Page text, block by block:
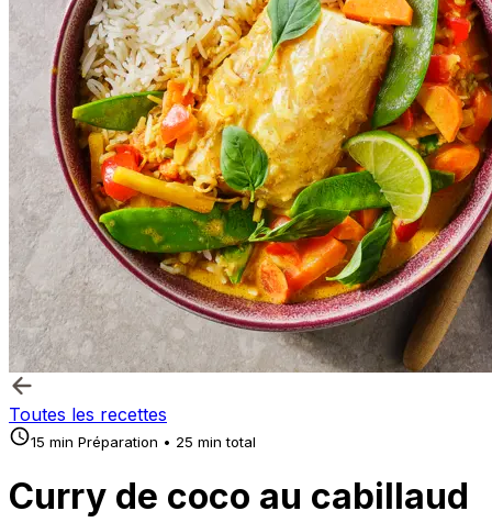
Toutes les recettes
15 min Préparation • 25 min total
Curry de coco au cabillaud